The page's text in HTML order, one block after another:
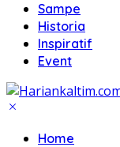
Sampe
Historia
Inspiratif
Event
Home